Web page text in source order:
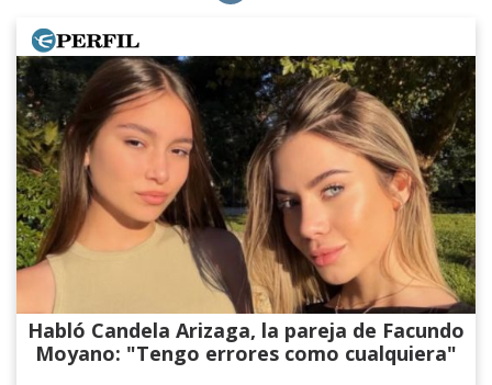
Habló Candela Arizaga, la pareja de Facundo
Moyano: "Tengo errores como cualquiera"